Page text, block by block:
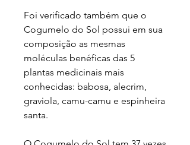
Foi verificado também que o
Cogumelo do Sol possui em sua
composição as mesmas
moléculas benéficas das 5
plantas medicinais mais
conhecidas: babosa, alecrim,
graviola, camu-camu e espinheira
santa.